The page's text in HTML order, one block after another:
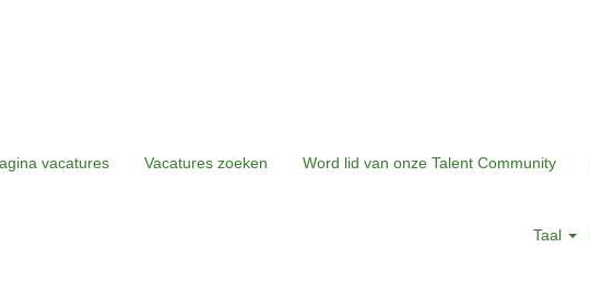
vacatures Vacatures zoeken Word lid van onze Talent Community
Taal